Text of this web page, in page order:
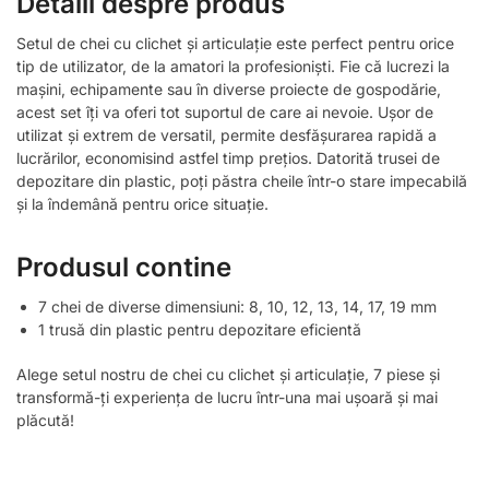
Setul de chei cu clichet și articulație este perfect pentru orice
tip de utilizator, de la amatori la profesioniști. Fie că lucrezi la
mașini, echipamente sau în diverse proiecte de gospodărie,
acest set îți va oferi tot suportul de care ai nevoie. Ușor de
utilizat și extrem de versatil, permite desfășurarea rapidă a
lucrărilor, economisind astfel timp prețios. Datorită trusei de
depozitare din plastic, poți păstra cheile într-o stare impecabilă
și la îndemână pentru orice situație.
Produsul contine
7 chei de diverse dimensiuni: 8, 10, 12, 13, 14, 17, 19 mm
1 trusă din plastic pentru depozitare eficientă
Alege setul nostru de chei cu clichet și articulație, 7 piese și
transformă-ți experiența de lucru într-una mai ușoară și mai
plăcută!